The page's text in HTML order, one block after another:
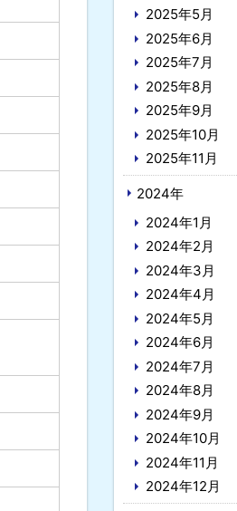
2025年5月
2025年6月
2025年7月
2025年8月
2025年9月
2025年10月
2025年11月
2024年
2024年1月
2024年2月
2024年3月
2024年4月
2024年5月
2024年6月
2024年7月
2024年8月
2024年9月
2024年10月
2024年11月
2024年12月